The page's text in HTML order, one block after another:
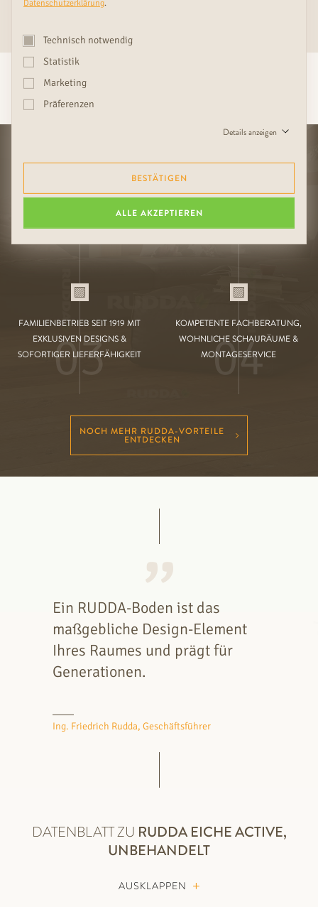
MEHR ÜBER RUDDA MIX & MATCH ERFAHREN
IHRE
STRAPAZIERFÄHIGKEIT DURCH
HOCHWERTIGE HANDARBEIT
01
PASSENDE KOMBINATIONEN AUS
BODEN, TÜR & WAND
02
FAMILIENBETRIEB SEIT 1919 MIT
EXKLUSIVEN DESIGNS &
SOFORTIGER LIEFERFÄHIGKEIT
03
KOMPETENTE FACHBERATUNG,
WOHNLICHE SCHAURÄUME &
MONTAGESERVICE
04
NOCH MEHR RUDDA-VORTEILE
ENTDECKEN
Ein RUDDA-Boden ist das
maßgebliche Design-Element
Ihres Raumes und prägt für
Generationen.
Ing. Friedrich Rudda, Geschäftsführer
DATENBLATT ZU RUDDA EICHE ACTIVE,
UNBEHANDELT
AUSKLAPPEN
Datenschutzerklärung.
Technisch notwendig
Statistik
Marketing
Präferenzen
Details anzeigen
BESTÄTIGEN
ALLE AKZEPTIEREN